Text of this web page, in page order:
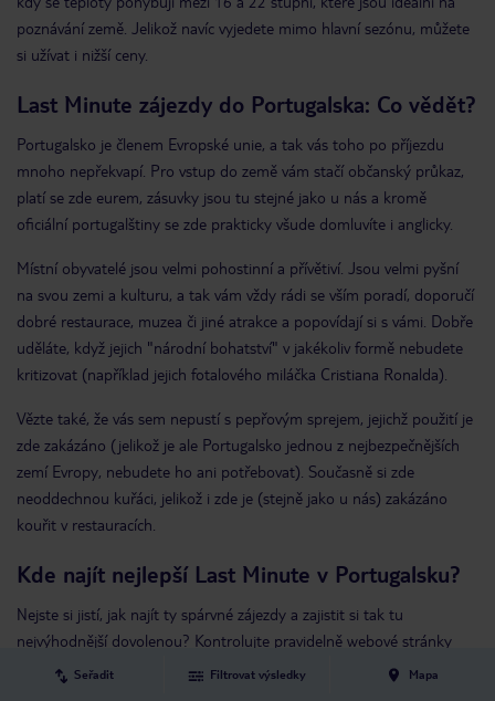
Seřadit Filtrovat výsledky Mapa
poznávání země. Jelikož navíc vyjedete mimo hlavní sezónu, můžete
si užívat i nižší ceny.
Last Minute zájezdy do Portugalska: Co vědět?
Portugalsko je členem Evropské unie, a tak vás toho po příjezdu
mnoho nepřekvapí. Pro vstup do země vám stačí občanský průkaz,
platí se zde eurem, zásuvky jsou tu stejné jako u nás a kromě
oficiální portugalštiny se zde prakticky všude domluvíte i anglicky.
Místní obyvatelé jsou velmi pohostinní a přívětiví. Jsou velmi pyšní
na svou zemi a kulturu, a tak vám vždy rádi se vším poradí, doporučí
dobré restaurace, muzea či jiné atrakce a popovídají si s vámi. Dobře
uděláte, když jejich "národní bohatství" v jakékoliv formě nebudete
kritizovat (například jejich fotalového miláčka Cristiana Ronalda).
Vězte také, že vás sem nepustí s pepřovým sprejem, jejichž použití je
zde zakázáno (jelikož je ale Portugalsko jednou z nejbezpečnějších
zemí Evropy, nebudete ho ani potřebovat). Současně si zde
neoddechnou kuřáci, jelikož i zde je (stejně jako u nás) zakázáno
kouřit v restauracích.
Kde najít nejlepší Last Minute v Portugalsku?
Nejste si jistí, jak najít ty spárvné zájezdy a zajistit si tak tu
nejvýhodnější dovolenou? Kontrolujte pravidelně webové stránky
TUI v kategorii Last Minute nebo Super Last Minute, kde najdete